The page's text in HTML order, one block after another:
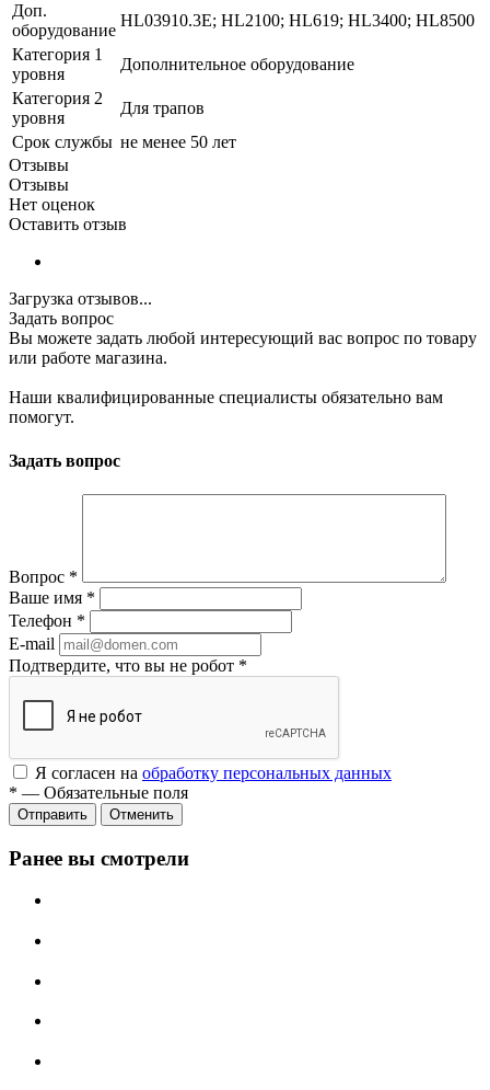
Доп.
оборудование
HL03910.3E; HL2100; HL619; HL3400; HL8500
Категория 1
уровня
Дополнительное оборудование
Категория 2
уровня
Для трапов
Срок службы не менее 50 лет
Отзывы
Отзывы
Нет оценок
Оставить отзыв
Загрузка отзывов...
Задать вопрос
Вы можете задать любой интересующий вас вопрос по товару
или работе магазина.
Наши квалифицированные специалисты обязательно вам
помогут.
Задать вопрос
Вопрос *
Ваше имя *
Телефон *
E-mail
Подтвердите, что вы не робот *
Я согласен на обработку персональных данных
* — Обязательные поля
Отменить
Ранее вы смотрели